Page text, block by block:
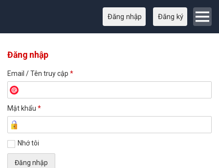
Đăng nhập Đăng ký
Đăng nhập
Email / Tên truy cập *
Mật khẩu *
Nhớ tôi